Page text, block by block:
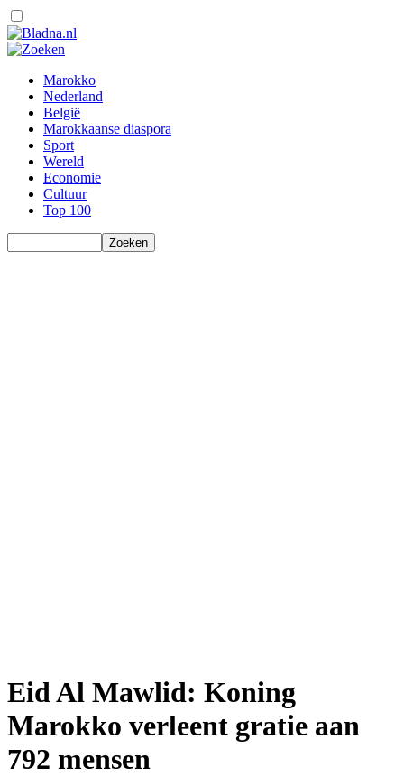
Marokko
Nederland
België
Marokkaanse diaspora
Sport
Wereld
Economie
Cultuur
Top 100
Eid Al Mawlid: Koning
Marokko verleent gratie aan
792 mensen